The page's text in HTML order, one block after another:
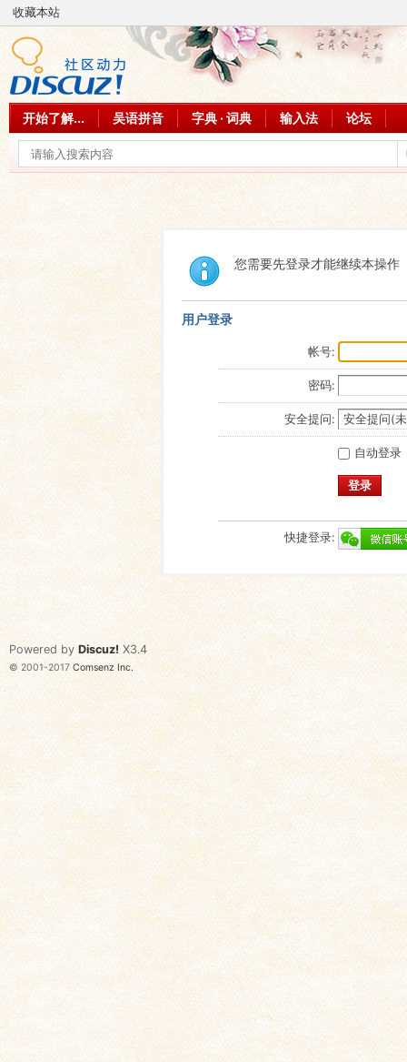
收藏本站
开始了解... 吴语拼音 字典 · 词典 输入法 论坛
您需要先登录才能继续本操作
用户登录
帐号:
密码:
安全提问:
自动登录
登录
快捷登录:
Powered by Discuz! X3.4
© 2001-2017 Comsenz Inc.